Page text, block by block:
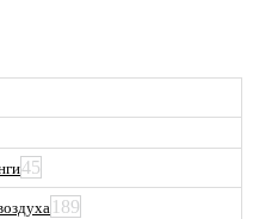
45
189